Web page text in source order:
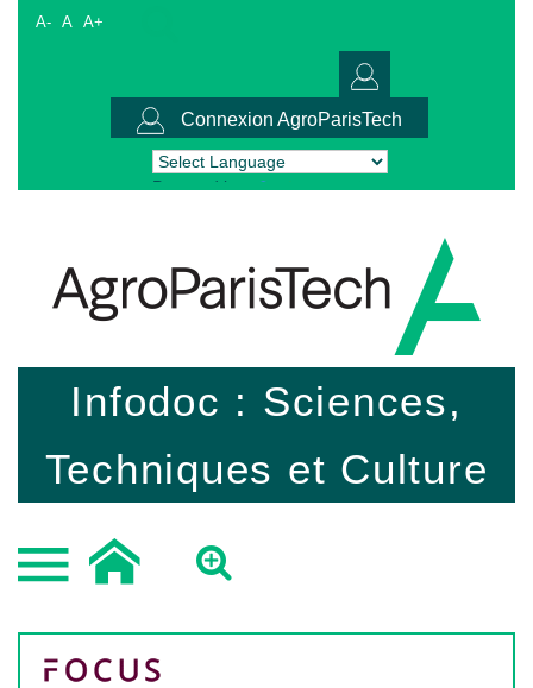
A- A A+
Connexion AgroParisTech
Powered by Translate
Infodoc : Sciences,
Techniques et Culture